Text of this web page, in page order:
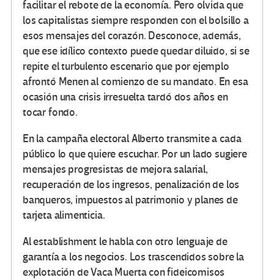
facilitar el rebote de la economía. Pero olvida que
los capitalistas siempre responden con el bolsillo a
esos mensajes del corazón. Desconoce, además,
que ese idílico contexto puede quedar diluido, si se
repite el turbulento escenario que por ejemplo
afrontó Menen al comienzo de su mandato. En esa
ocasión una crisis irresuelta tardó dos años en
tocar fondo.
En la campaña electoral Alberto transmite a cada
público lo que quiere escuchar. Por un lado sugiere
mensajes progresistas de mejora salarial,
recuperación de los ingresos, penalización de los
banqueros, impuestos al patrimonio y planes de
tarjeta alimenticia.
Al establishment le habla con otro lenguaje de
garantía a los negocios. Los trascendidos sobre la
explotación de Vaca Muerta con fideicomisos